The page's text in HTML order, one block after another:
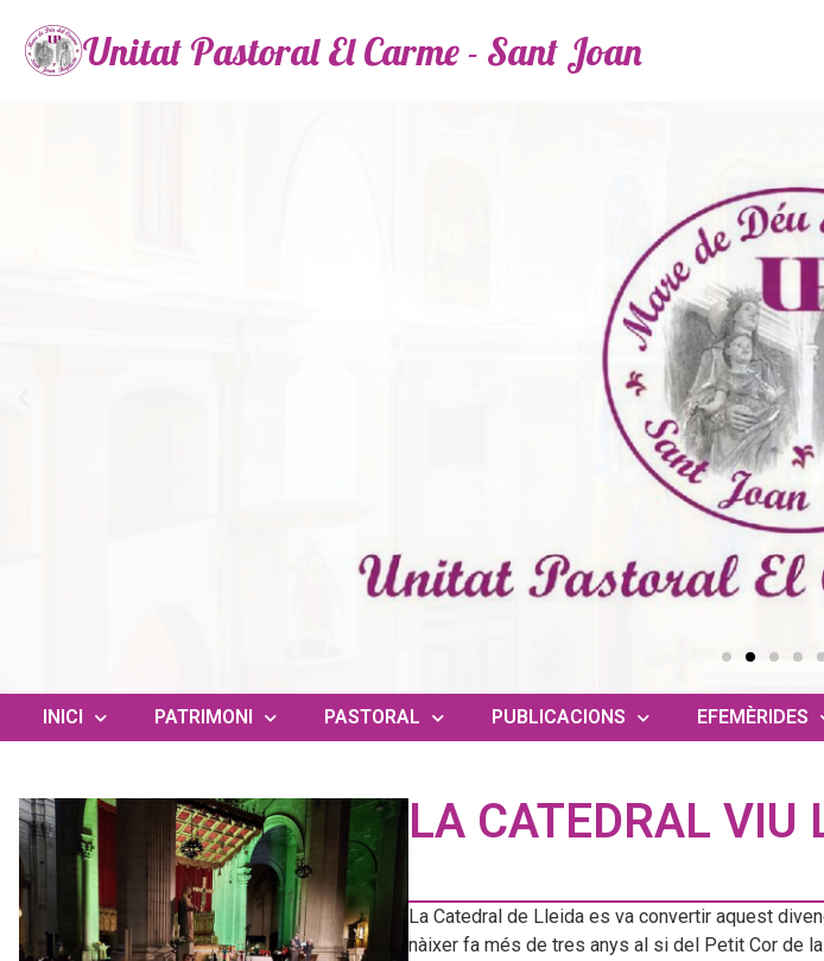
Unitat Pastoral El Carme - Sant Joan
INICI PATRIMONI PASTORAL PUBLICACIONS EFEMÈRIDES
LA CATEDRAL VIU
La Catedral de Lleida es va convertir aquest
nàixer fa més de tres anys al si del Petit Cor de